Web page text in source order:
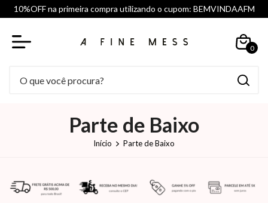
10%OFF na primeira compra utilizando o cupom: BEMVINDAAFM
0
Parte de Baixo
Início Parte de Baixo